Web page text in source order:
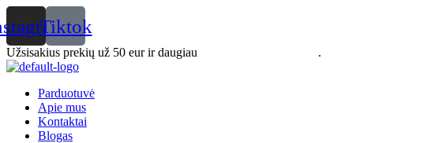
Tiktok
Užsisakius prekių už 50 eur ir daugiau .
Parduotuvė
Apie mus
Kontaktai
Blogas